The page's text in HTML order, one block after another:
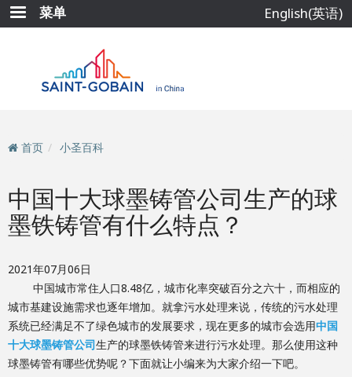
跳
转
菜单 English(英语)
首页 小圣百科
中国十大球墨铸管公司生产的球
墨铁铸管有什么特点？
2021年07月06日
中国城市常住人口8.48亿，城市化率突破百分之六十，而相应的
城市基建设施需求也逐年增加。就拿污水处理来说，传统的污水处理
系统已经满足不了绿色城市的发展要求，现在更多的城市会选用中国
十大球墨铸管公司生产的球墨铁铸管来进行污水处理。那么使用这种
球墨铸管有哪些优势呢？下面就让小编来为大家介绍一下吧。